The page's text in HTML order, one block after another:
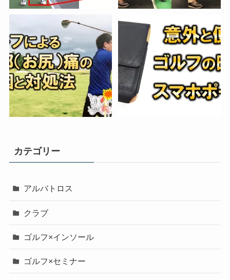
カテゴリー
アルバトロス
クラブ
ゴルフ×インソール
ゴルフ×セミナー